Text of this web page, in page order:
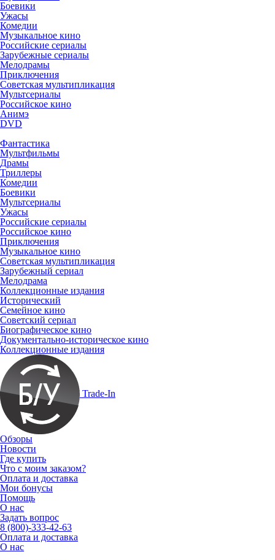
Боевики
Ужасы
Комедии
Музыкальное кино
Российские сериалы
Зарубежные сериалы
Мелодрамы
Приключения
Советская мультипликация
Мультсериалы
Российское кино
Анимэ
DVD
Фантастика
Мультфильмы
Драмы
Триллеры
Комедии
Боевики
Мультсериалы
Ужасы
Российские сериалы
Российское кино
Приключения
Музыкальное кино
Советская мультипликация
Зарубежный сериал
Мелодрама
Коллекционные издания
Исторический
Семейное кино
Советский сериал
Биографическое кино
Документально-историческое кино
Коллекционные издания
Trade-In
Обзоры
Новости
Где купить
Что с моим заказом?
Оплата и доставка
Мои бонусы
Помощь
О нас
Задать вопрос
8 (800)-333-42-63
Оплата и доставка
О нас